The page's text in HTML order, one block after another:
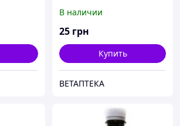
В наличии
25 грн
Купить
ВЕТАПТЕКА